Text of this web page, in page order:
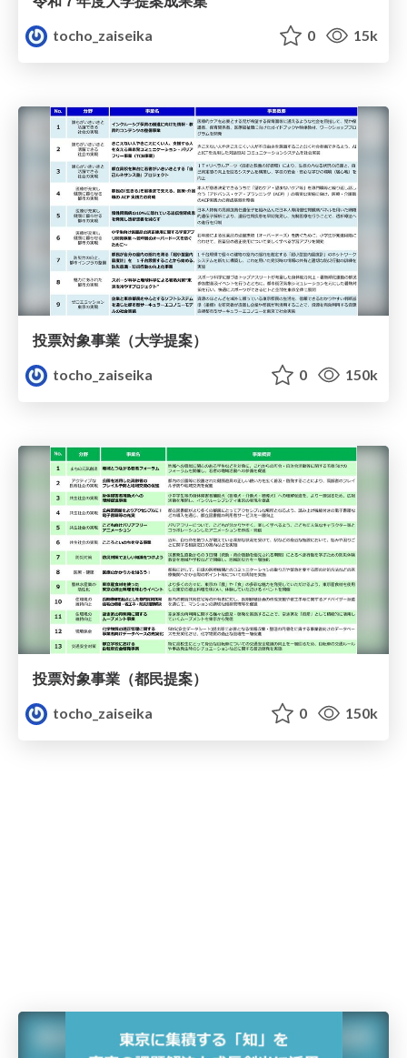
tocho_zaiseika
0 15k
投票対象事業（大学提案）
tocho_zaiseika
0 150k
投票対象事業（都民提案）
tocho_zaiseika
0 150k